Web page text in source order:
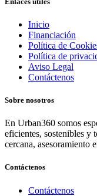
Inicio
Financiación
Política de
Política de
Aviso Legal
Contáctenos
Sobre nosotros
En Urban360 somos
eficientes, sostenibles y
cercana, asesoramiento
Contáctenos
Contáctenos